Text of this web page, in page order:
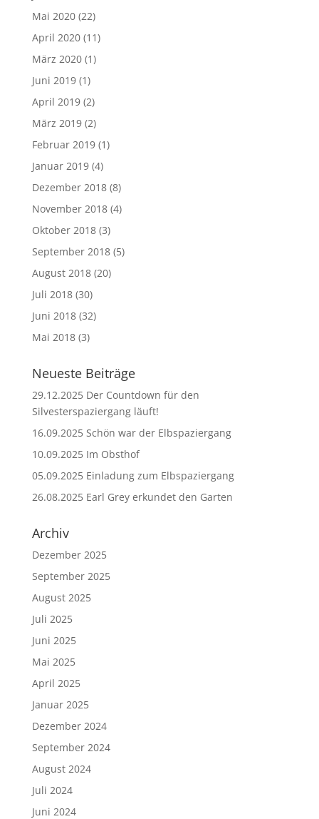
Mai 2020(22)
April 2020(11)
März 2020(1)
Juni 2019(1)
April 2019(2)
März 2019(2)
Februar 2019(1)
Januar 2019(4)
Dezember 2018(8)
November 2018(4)
Oktober 2018(3)
September 2018(5)
August 2018(20)
Juli 2018(30)
Juni 2018(32)
Mai 2018(3)
Neueste Beiträge
29.12.2025 Der Countdown für den
Silvesterspaziergang läuft!
16.09.2025 Schön war der Elbspaziergang
10.09.2025 Im Obsthof
05.09.2025 Einladung zum Elbspaziergang
26.08.2025 Earl Grey erkundet den Garten
Archiv
Dezember 2025
September 2025
August 2025
Juli 2025
Juni 2025
Mai 2025
April 2025
Januar 2025
Dezember 2024
September 2024
August 2024
Juli 2024
Juni 2024